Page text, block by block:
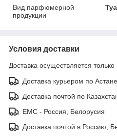
Вид парфюмерной
продукции
Условия доставки
Доставка осуществляется
Доставка курьером по Астане
Доставка почтой по
ЕМС - Россия, Белорусия
Доставка почтой в Россию,